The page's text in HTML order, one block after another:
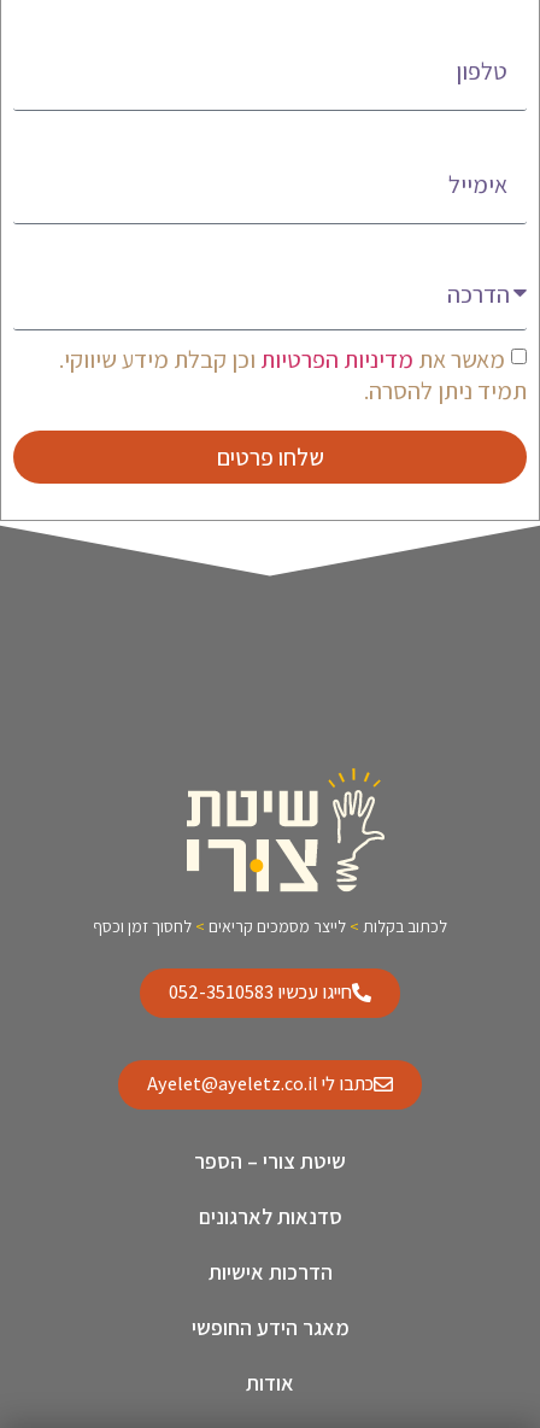
מאשר את מדיניות הפרטיות וכן קבלת מידע שיווקי.
תמיד ניתן להסרה.
שלחו פרטים
לכתוב בקלות > לייצר מסמכים קריאים > לחסוך זמן וכסף
חייגו עכשיו 052-3510583
כתבו לי Ayelet@ayeletz.co.il
שיטת צורי – הספר
סדנאות לארגונים
הדרכות אישיות
מאגר הידע החופשי
אודות